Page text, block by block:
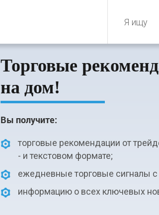
Торговые
на дом!
Вы получите:
торговые рекомендации от
- и текстовом формате;
ежедневные торговые сигналы с
информацию о всех ключевых